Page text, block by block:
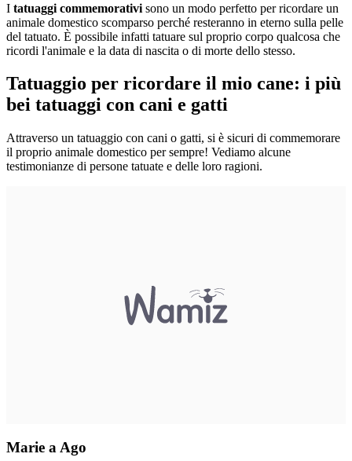
I tatuaggi commemorativi sono un modo perfetto per ricordare un
animale domestico scomparso perché resteranno in eterno sulla pelle
del tatuato. È possibile infatti tatuare sul proprio corpo qualcosa che
ricordi l'animale e la data di nascita o di morte dello stesso.
Tatuaggio per ricordare il mio cane: i più
bei tatuaggi con cani e gatti
Attraverso un tatuaggio con cani o gatti, si è sicuri di commemorare
il proprio animale domestico per sempre! Vediamo alcune
testimonianze di persone tatuate e delle loro ragioni.
Marie a Ago